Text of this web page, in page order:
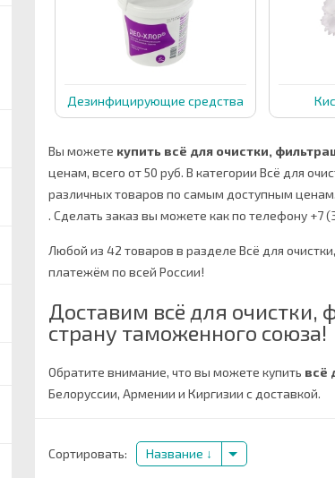
Дезинфицирующие средства
Вы можете купить всё для очистки,
ценам, всего от 50 руб. В категории Всё для
различных товаров по самым доступным
. Сделать заказ вы можете как по телефону +7
Любой из 42 товаров в разделе Всё для
платежём по всей России!
Доставим всё для
страну таможенного союза!
Обратите внимание, что вы можете купить всё
Белоруссии, Армении и Киргизии с доставкой.
Сортировать: Название